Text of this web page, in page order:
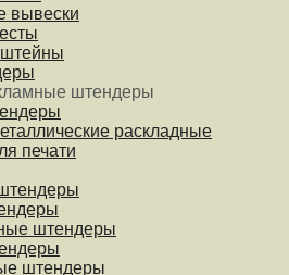
вывески
штендеры
раскладные
печати
штендеры
штендеры